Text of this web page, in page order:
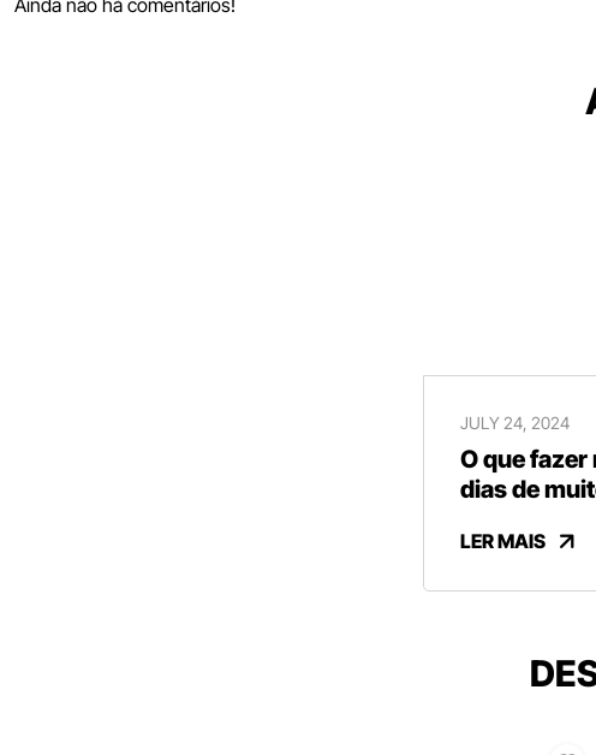
Ainda não há comentários!
JULY 24, 2024
O que fazer
dias de
LER MAIS